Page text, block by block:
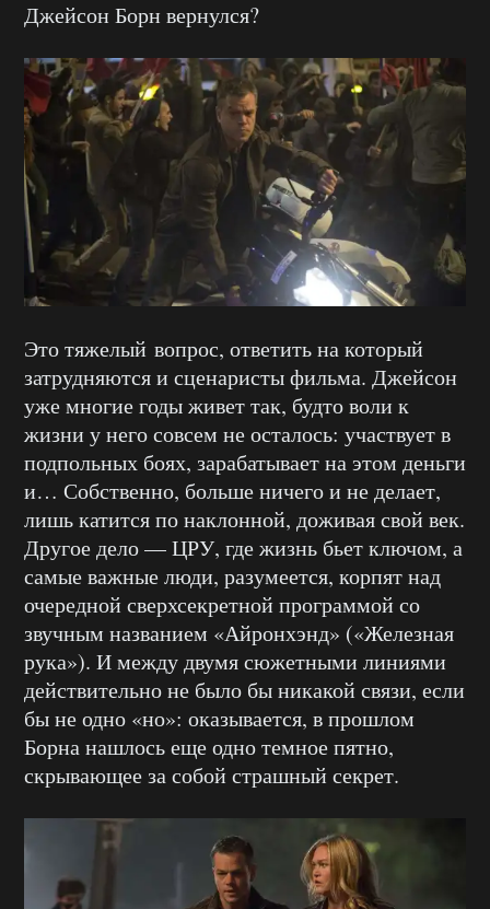
Джейсон Борн вернулся?
Это тяжелый вопрос, ответить на который
затрудняются и сценаристы фильма. Джейсон
уже многие годы живет так, будто воли к
жизни у него совсем не осталось: участвует в
подпольных боях, зарабатывает на этом деньги
и… Собственно, больше ничего и не делает,
лишь катится по наклонной, доживая свой век.
Другое дело — ЦРУ, где жизнь бьет ключом, а
самые важные люди, разумеется, корпят над
очередной сверхсекретной программой со
звучным названием «Айронхэнд» («Железная
рука»). И между двумя сюжетными линиями
действительно не было бы никакой связи, если
бы не одно «но»: оказывается, в прошлом
Борна нашлось еще одно темное пятно,
скрывающее за собой страшный секрет.